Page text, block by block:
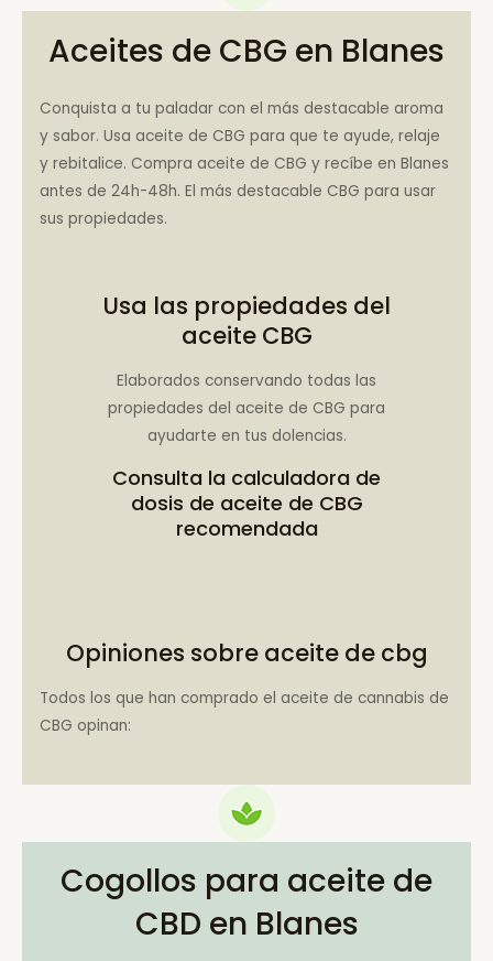
Aceites de CBG en Blanes
Conquista a tu paladar con el más destacable aroma
y sabor. Usa aceite de CBG para que te ayude, relaje
y rebitalice. Compra aceite de CBG y recíbe en Blanes
antes de 24h-48h. El más destacable CBG para usar
sus propiedades.
Usa las propiedades del
aceite CBG
Elaborados conservando todas las
propiedades del aceite de CBG para
ayudarte en tus dolencias.
Consulta la calculadora de
dosis de aceite de CBG
recomendada
Opiniones sobre aceite de cbg
Todos los que han comprado el aceite de cannabis de
CBG opinan:
Cogollos para aceite de
CBD en Blanes